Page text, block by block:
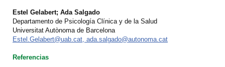
Estel Gelabert; Ada Salgado
Departamento de Psicología Clínica y de la Salud
Universitat Autònoma de Barcelona
Estel.Gelabert@uab.cat, ada.salgado@autonoma.cat
Referencias